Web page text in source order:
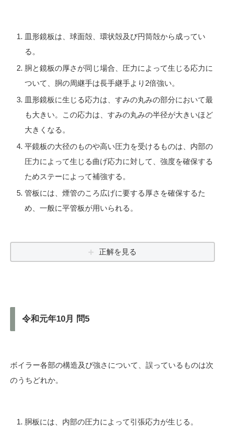
皿形鏡板は、球面殻、環状殻及び円筒殻から成ってい
る。
胴と鏡板の厚さが同じ場合、圧力によって生じる応力に
ついて、胴の周継手は長手継手より2倍強い。
皿形鏡板に生じる応力は、すみの丸みの部分において最
も大きい。この応力は、すみの丸みの半径が大きいほど
大きくなる。
平鏡板の大径のものや高い圧力を受けるものは、内部の
圧力によって生じる曲げ応力に対して、強度を確保する
ためステーによって補強する。
管板には、煙管のころ広げに要する厚さを確保するた
め、一般に平管板が用いられる。
正解を見る
令和元年10月 問5
ボイラー各部の構造及び強さについて、誤っているものは次
のうちどれか。
胴板には、内部の圧力によって引張応力が生じる。